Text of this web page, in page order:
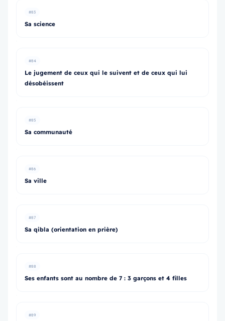
#83
Sa science
#84
Le jugement de ceux qui le suivent et de ceux qui lui
désobéissent
#85
Sa communauté
#86
Sa ville
#87
Sa qibla (orientation en prière)
#88
Ses enfants sont au nombre de 7 : 3 garçons et 4 filles
#89